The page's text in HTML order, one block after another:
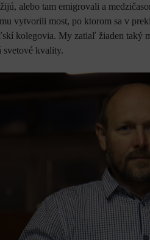
alebo tam emigrovali a
vytvorili most, po ktorom sa v
kolegovia. My zatiaľ žiaden taký
svetové kvality.